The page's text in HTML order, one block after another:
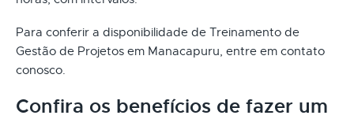
Para conferir a disponibilidade de Treinamento de
Gestão de Projetos em Manacapuru, entre em contato
conosco.
Confira os benefícios de fazer um